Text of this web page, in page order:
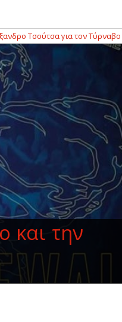
για τον Τύρναβο 2005
και την